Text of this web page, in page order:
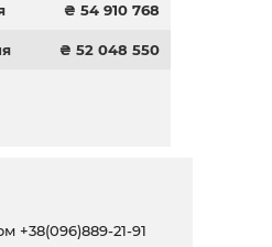
₴ 54 910 768
₴ 52 048 550
+38(096)889-21-91